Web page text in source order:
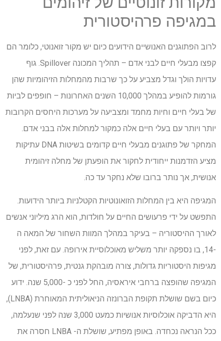
במגיפה פרהיסטורית
לרוב הפתוגנים האנושיים הידועים כיום יש מקור זואנוטי, כלומר הם
קפצו מבעלי חיים לבני אדם – תהליך המכונה Spillover. גוף
עדויות הולך וגדל מצביע על כך שרבות מהמחלות הזיהומיות שהן
גורמות להופיע במהלך 10,000 השנים האחרונות – חופפים לביות
של בעלי חיים וחיות מחמד ומצביעה על מערכות היחסים הקרובות
יותר ויותר עם בעלי חיים אלה כמקור למחלות אלה בבני אדם.
המחקר של פתוגנים מבעלי חיים קדומים בשיטות DNA עתיקות
מציע הזדמנות ייחודית לחקור את הופעתן של מחלה זיהומית
אנושית, אך נותר ברובו שלא נחקר עד כה.
המגיפה היא בין המחלות הזואונוטיות הקטלניות ביותר הידועות.
התפשט על ידי פרעושים החיים על חולדות, הוא הרג מיליוני אנשים
לאורך ההיסטוריה – בעיקר במהלך המוות השחור של המאה ה
-14, בו נספקה יותר משליש מאוכלוסיית אירופה. עם זאת, לפני
מגיפות היסטוריות גדולות, צורה מובהקת גנטית, פרהיסטורית, של
המגיפה שהופצה ברחבי איראסיה, החל לפני כ -5,000 שנה. ידוע
כיום בשם שושלת תקופת הברונזה הניאוליתית המאוחרת (LNBA),
היא הדביקה אוכלוסיות אנושיות כמעט 3,000 שנה לפני שנעלמה,
ככל הנראה נכחדה. באופן מפתיע, שושלת ה- LNBA חסרה את